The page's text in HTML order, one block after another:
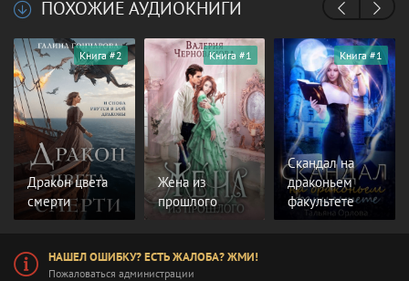
ПОХОЖИЕ АУДИОКНИГИ
Дракон цвета
смерти
Книга #2
Жена из
прошлого
Книга #1
Скандал на
драконьем
факультете
Книга #1
НАШЕЛ ОШИБКУ? ЕСТЬ ЖАЛОБА? ЖМИ!
Пожаловаться администрации